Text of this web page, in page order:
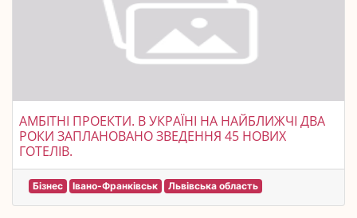
АМБІТНІ ПРОЕКТИ. В УКРАЇНІ НА НАЙБЛИЖЧІ ДВА
РОКИ ЗАПЛАНОВАНО ЗВЕДЕННЯ 45 НОВИХ
ГОТЕЛІВ.
Бізнес Івано-Франківськ Львівська область